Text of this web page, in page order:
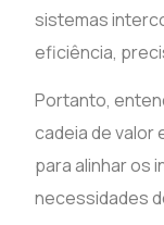
sistemas
eficiência,
Portanto,
cadeia de valor
para alinhar os
necessidades